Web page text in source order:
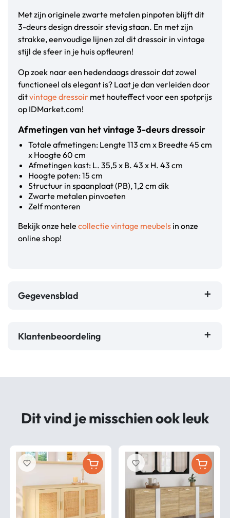
Met zijn originele zwarte metalen pinpoten blijft dit
3-deurs design dressoir stevig staan. En met zijn
strakke, eenvoudige lijnen zal dit dressoir in vintage
stijl de sfeer in je huis opfleuren!
Op zoek naar een hedendaags dressoir dat zowel
functioneel als elegant is? Laat je dan verleiden door
ditvintage dressoir met houteffect voor een spotprijs
op IDMarket.com!
Afmetingen van het vintage 3-deurs dressoir
Totale afmetingen: Lengte 113 cm x Breedte 45 cm
x Hoogte 60 cm
Afmetingen kast: L. 35,5 x B. 43 x H. 43 cm
Hoogte poten: 15 cm
Structuur in spaanplaat (PB), 1,2 cm dik
Zwarte metalen pinvoeten
Zelf monteren
Bekijk onze hele collectie vintage meubels in onze
online shop!
Gegevensblad
Klantenbeoordeling
Dit vind je misschien ook leuk
favorite_border favorite_border